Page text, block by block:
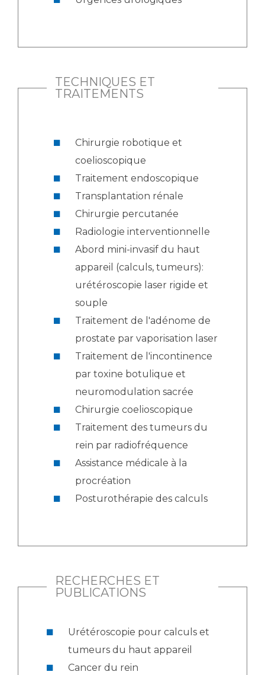
TECHNIQUES ET
TRAITEMENTS
Chirurgie robotique et
coelioscopique
Traitement endoscopique
Transplantation rénale
Chirurgie percutanée
Radiologie interventionnelle
Abord mini-invasif du haut
appareil (calculs, tumeurs):
urétéroscopie laser rigide et
souple
Traitement de l'adénome de
prostate par vaporisation laser
Traitement de l'incontinence
par toxine botulique et
neuromodulation sacrée
Chirurgie coelioscopique
Traitement des tumeurs du
rein par radiofréquence
Assistance médicale à la
procréation
Posturothérapie des calculs
RECHERCHES ET
PUBLICATIONS
Urétéroscopie pour calculs et
tumeurs du haut appareil
Cancer du rein